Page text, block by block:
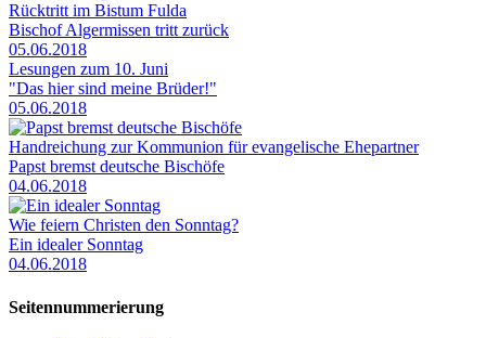
Rücktritt im Bistum Fulda
Bischof Algermissen tritt zurück
05.06.2018
Lesungen zum 10. Juni
"Das hier sind meine Brüder!"
05.06.2018
Handreichung zur Kommunion für evangelische Ehepartner
Papst bremst deutsche Bischöfe
04.06.2018
Wie feiern Christen den Sonntag?
Ein idealer Sonntag
04.06.2018
Seitennummerierung